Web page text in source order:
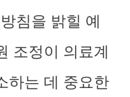
침을 밝힐 예
조정이 의료계
하는 데 중요한